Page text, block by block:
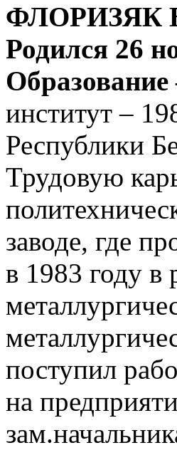
ФЛОРИЗЯК
Родился 26
институт –
Республики
Трудовую
заводе, где
в 1983 году в
поступил
на